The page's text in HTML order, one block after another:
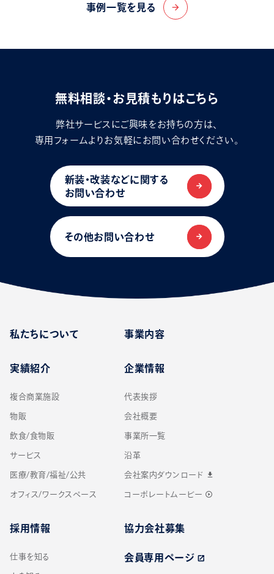
事例一覧を見る arrow_forward
無料相談・お見積もりはこちら
弊社サービスにご興味をお持ちの方は、
専用フォームよりお気軽にお問い合わせください。
新装・改装などに関する
お問い合わせ
その他お問い合わせ
私たちについて
実績紹介
複合商業施設
物販
飲食/食物販
サービス
医療/教育/福祉/公共
オフィス/ワークスペース
事業内容
企業情報
代表挨拶
会社概要
事業所一覧
沿革
会社案内ダウンロード download
コーポレートムービー play_circle_outline
採用情報
仕事を知る
協力会社募集
会員専用ページ open_in_new